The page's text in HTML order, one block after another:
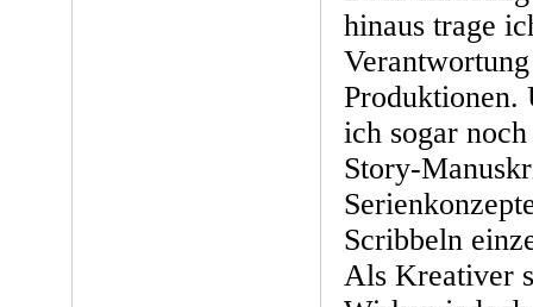
hinaus trage
Produktionen.
ich sogar
Story-
Scribbeln
Als Kreativer